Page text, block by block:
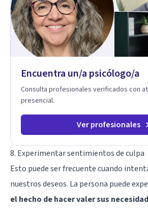
en sexoterapia, por lo que también
sexual, terapia de pareja, diversidad
dificultades en el deseo, intimidad,
Busco que el espacio terapéutico sea un
hablar de estos temas sin juicios, con
Trabajo con objetivos claros y realistas,
sobre tu vida diaria.
Encuentra un/a psicólogo/a
Consulta profesionales verificados con
presencial.
Ver profesionales
8. Experimentar sentimientos de culpa
Esto puede ser frecuente cuando
nuestros deseos. La persona puede
el hecho de hacer valer sus